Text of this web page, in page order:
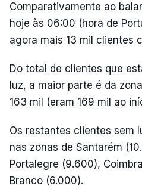
Comparativamente ao
hoje às 06:00 (hora de
agora mais 13 mil clientes
Do total de clientes que
luz, a maior parte é da
163 mil (eram 169 mil ao
Os restantes clientes sem
nas zonas de Santarém
Portalegre (9.600),
Branco (6.000).